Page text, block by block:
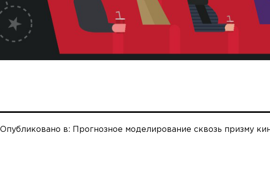
Опубликовано в: Прогнозное моделирование сквозь призму